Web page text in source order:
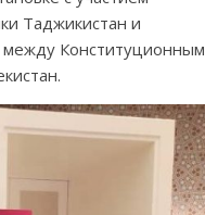
Таджикистан и
между Конституционным